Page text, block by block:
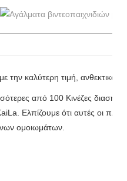
από 100 Κινέζες
Ελπίζουμε ότι αυτές οι
ομοιωμάτων.